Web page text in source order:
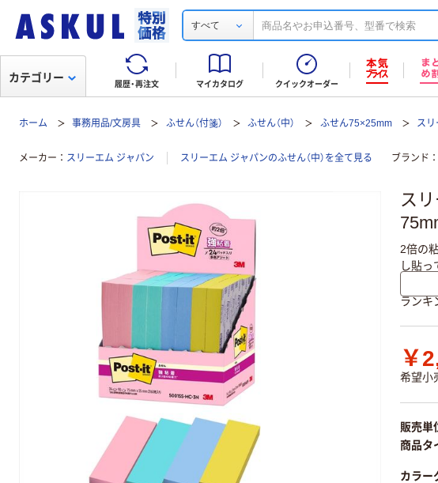
すべて
履歴・再注文 マイカタログ クイックオーダー
カテゴリー
ホーム 事務用品/文房具 ふせん（付箋） ふせん（中） ふせん75×25mm スリ
メーカー スリーエム ジャパン スリーエム ジャパンのふせん（中）を全て見る ブランド
ス
2倍の
し貼っ
ランキ
￥
希望小
販売単
商品タ
カラー